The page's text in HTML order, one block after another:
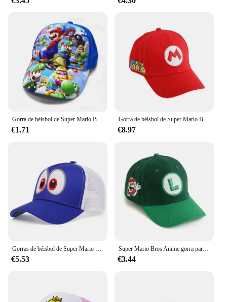
€1.71
Gorra de béisbol de Super Mario Bros para niños y niñas, gorro de protección solar con bordado de dibujos animados, ajustable, Snapback
€8.97
€5.53
Super Mario Bros Anime gorra para niños Luigi niños I gorra de béisbol disfraz de Mario sombrilla letra M sombrero niños regalo para niños
€3.44